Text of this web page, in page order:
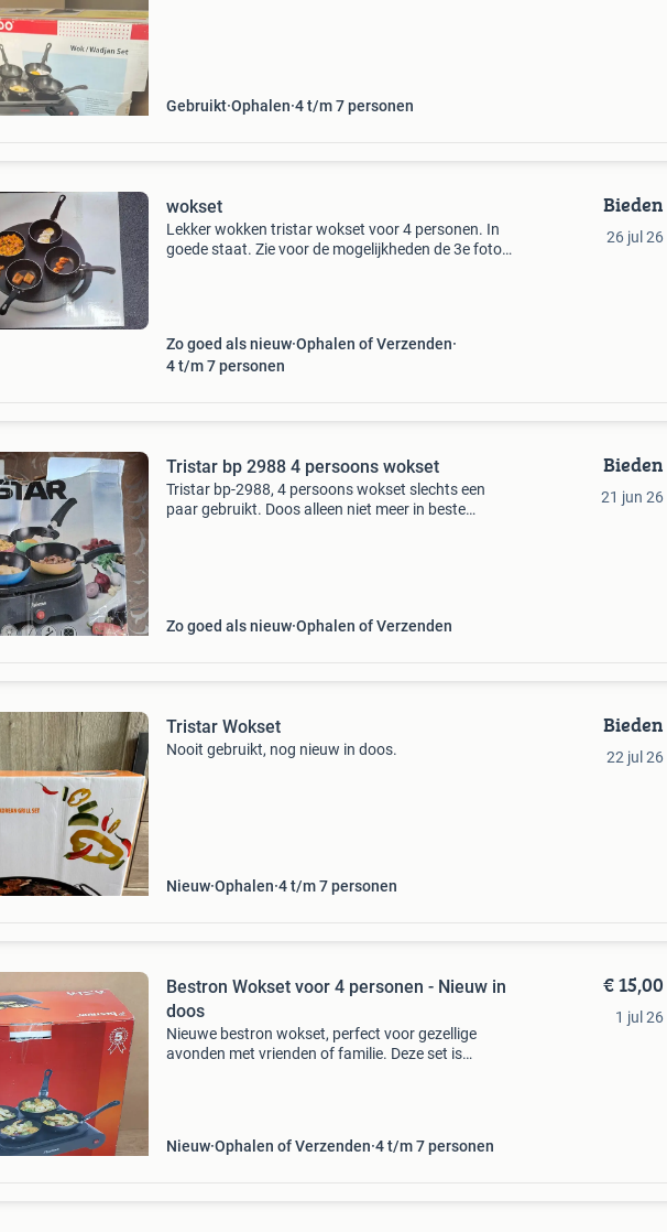
Gebruikt Ophalen 4 t/m 7 personen
wokset
Lekker wokken tristar wokset voor 4 personen. In
goede staat. Zie voor de mogelijkheden de 3e foto
Zo goed als nieuw Ophalen of Verzenden
4 t/m 7 personen
Bieden
26 jul 26
Tristar bp 2988 4 persoons wokset
Tristar bp-2988, 4 persoons wokset slechts een
paar gebruikt. Doos alleen niet meer in beste
Zo goed als nieuw Ophalen of Verzenden
Bieden
21 jun 26
Tristar Wokset
Nooit gebruikt, nog nieuw in doos.
Nieuw Ophalen 4 t/m 7 personen
Bieden
22 jul 26
Bestron Wokset voor 4 personen - Nieuw in
doos
Nieuwe bestron wokset, perfect voor gezellige
avonden met vrienden of familie. Deze set is
Nieuw Ophalen of Verzenden 4 t/m 7 personen
€ 15,00
1 jul 26